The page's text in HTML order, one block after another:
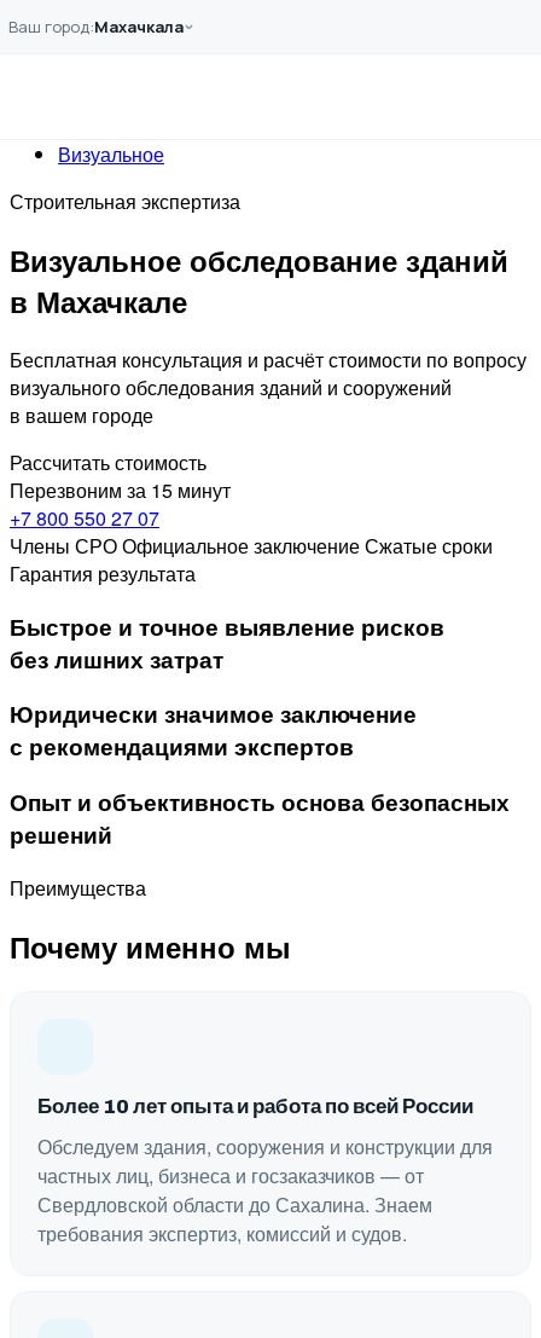
Перейти к основному содержанию
Ваш город:Махачкала
Визуальное
Строительная экспертиза
Визуальное обследование зданий
в Махачкале
Бесплатная консультация и расчёт стоимости по вопросу
визуального обследования зданий и сооружений
в вашем городе
Рассчитать стоимость
Перезвоним за 15 минут
+7 800 550 27 07
Члены СРООфициальное заключениеСжатые сроки
Гарантия результата
Быстрое и точное выявление рисков
без лишних затрат
Юридически значимое заключение
с рекомендациями экспертов
Опыт и объективность основа безопасных
решений
Преимущества
Почему именно мы
Более 10 лет опыта и работа по всей России
Обследуем здания, сооружения и конструкции для
частных лиц, бизнеса и госзаказчиков — от
Свердловской области до Сахалина. Знаем
требования экспертиз, комиссий и судов.